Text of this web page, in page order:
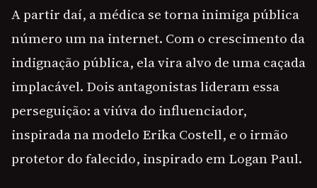
A partir daí, a médica se torna inimiga pública
número um na internet. Com o crescimento da
indignação pública, ela vira alvo de uma caçada
implacável. Dois antagonistas lideram essa
perseguição: a viúva do influenciador,
inspirada na modelo Erika Costell, e o irmão
protetor do falecido, inspirado em Logan Paul.